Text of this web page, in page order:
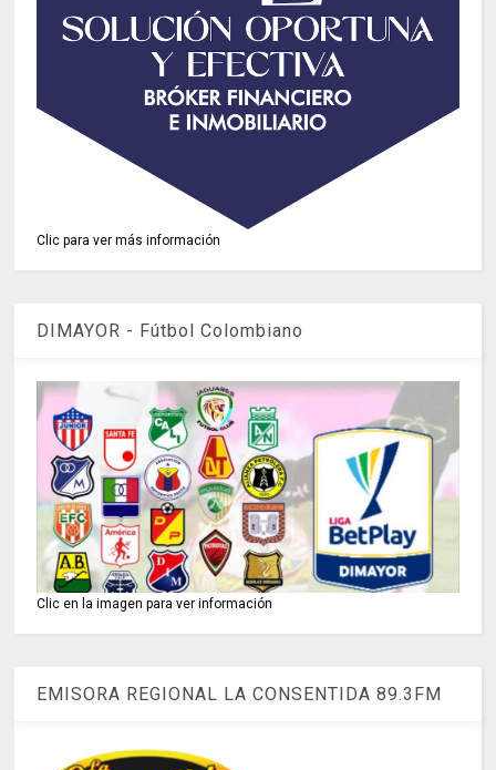
Clic para ver más información
DIMAYOR - Fútbol Colombiano
Clic en la imagen para ver información
EMISORA REGIONAL LA CONSENTIDA 89.3FM